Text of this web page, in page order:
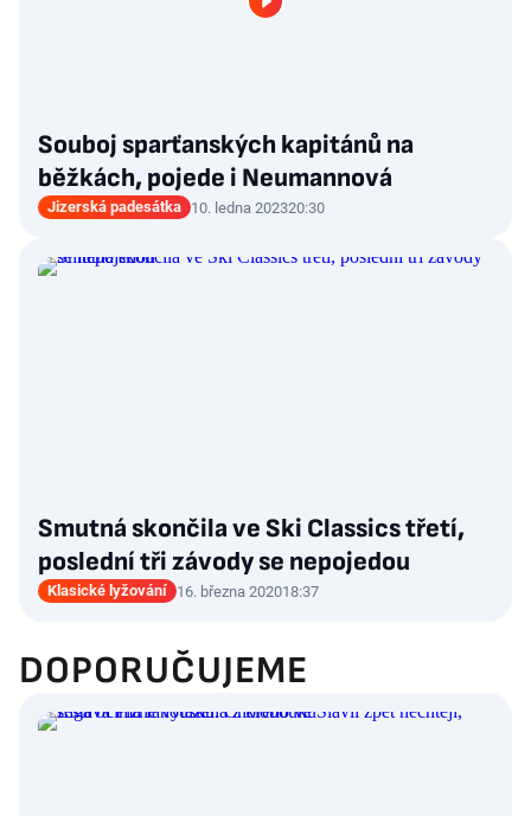
Souboj sparťanských kapitánů na
běžkách, pojede i Neumannová
Jizerská padesátka 10. ledna 202320:30
Smutná skončila ve Ski Classics třetí,
poslední tři závody se nepojedou
Klasické lyžování 16. března 202018:37
DOPORUČUJEME